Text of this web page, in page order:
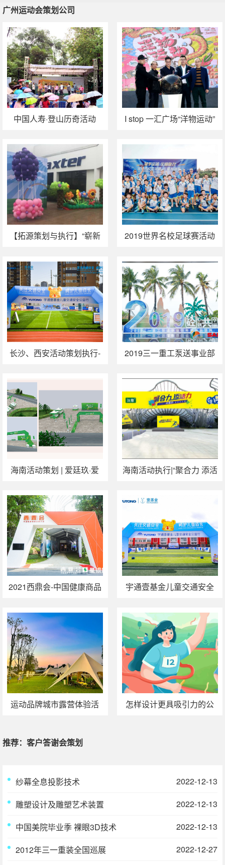
广州运动会策划公司
广州运动会策划公司
广州年会策划公司 广州庆典活动策划 广州周年庆策划
广州活动
场地推荐
中国人寿·登山历奇活动
I stop 一汇广场“洋物运动”
【拓源策划与执行】“崭新
广州百特家庭日
2019世界名校足球赛活动
长沙、西安活动策划执行-
2019三一重工泵送事业部
海南活动策划 | 爱廷玖·爱
2021领跑赛
海南活动执行|“聚合力 添活
2021西鼎会-中国健康商品
大型会展活动案例分享
宇通壹基金儿童交通安全
运动品牌城市露营体验活
怎样设计更具吸引力的公
推荐：客户答谢会策划
纱幕全息投影技术
2022-12-13
雕塑设计及雕塑艺术装置
2022-12-13
中国美院毕业季 裸眼3D技术
2022-12-13
2012年三一重装全国巡展
2022-12-27